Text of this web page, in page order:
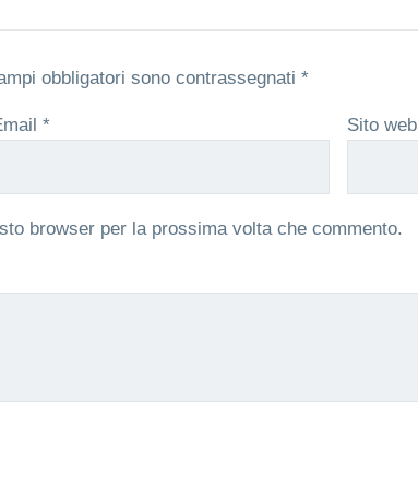
obbligatori sono contrassegnati *
* Sito web
browser per la prossima volta che commento.